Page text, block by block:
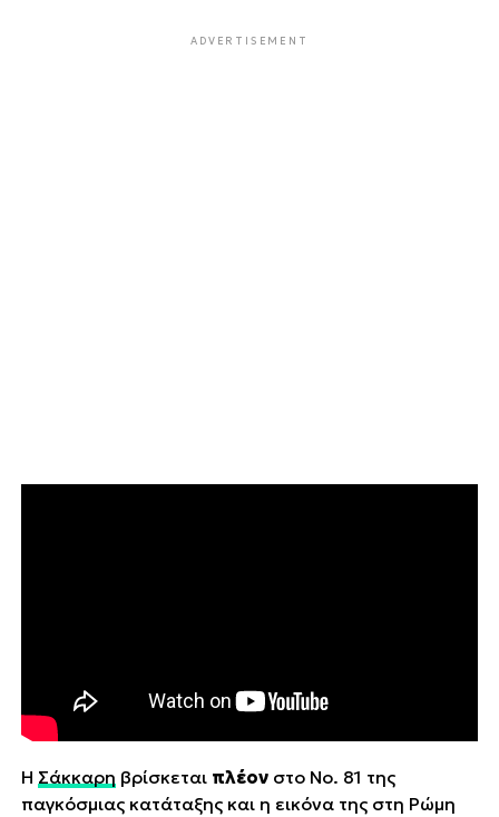
ADVERTISEMENT
Η Σάκκαρη βρίσκεται πλέονστο Νο. 81 της
παγκόσμιας κατάταξης και η εικόνα της στη Ρώμη